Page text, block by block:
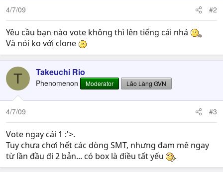
4/7/09 #2
Yêu cầu bạn nào vote không thì lên tiếng cái nhá
Và nói ko với clone
T Takeuchi Rio
Phenomenon Moderator Lão Làng GVN
4/7/09 #3
Vote ngay cái 1 :'>.
Tuy chưa chơi hết các dòng SMT, nhưng đam mê ngay
từ lần đầu đi 2 bản... có box là điều tất yếu
.